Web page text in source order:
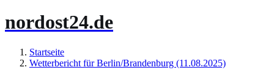
nordost24.de
Startseite
Wetterbericht für Berlin/Brandenburg (11.08.2025)